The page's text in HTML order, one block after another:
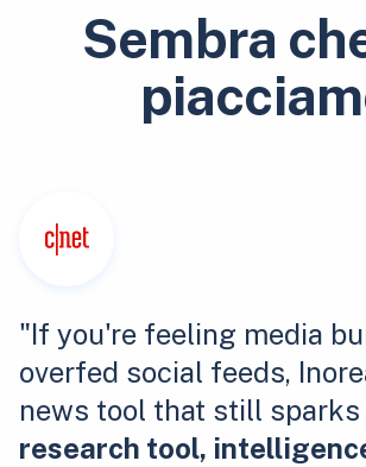
Sembra
"If you're feeling media
overfed social feeds,
news tool that still sparks
research tool,